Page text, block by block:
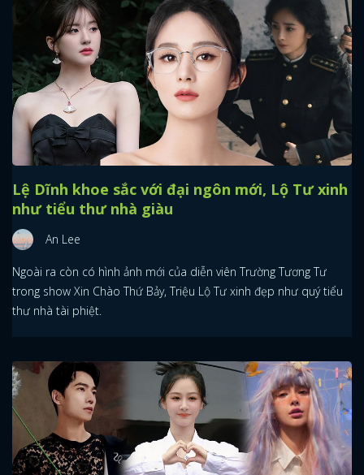
Lệ Dĩnh khoe sắc với đại ngôn mới, Lộ Tư xinh
như tiểu thư nhà giàu
An Lee
Ngoài ra còn có hình ảnh mới của diễn viên Trường Tương Tư
trong show Xin Chào Thứ Bảy, Triệu Lộ Tư xinh đẹp như quý tiểu
thư nhà tài phiệt.